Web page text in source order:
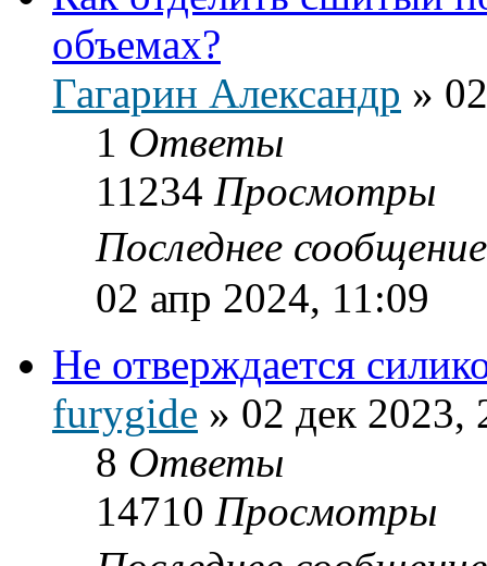
объемах?
Гагарин Александр »
1 Ответы
11234 Просмотры
Последнее
02 апр 2024, 11:09
Не отверждается
furygide » 02 дек 2023,
8 Ответы
14710 Просмотры